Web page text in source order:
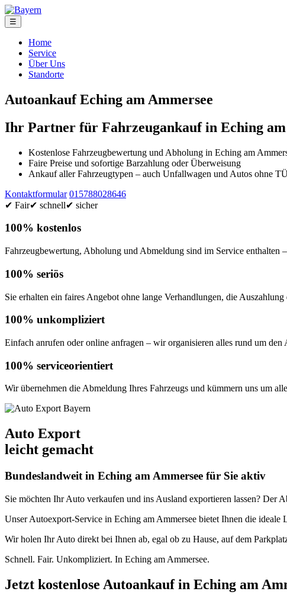
☰
Home
Service
Über Uns
Standorte
Autoankauf Eching am Ammersee
Ihr Partner für Fahrzeugankauf in Eching am
Kostenlose Fahrzeugbewertung und Abholung in Eching am
Faire Preise und sofortige Barzahlung oder Überweisung
Ankauf aller Fahrzeugtypen – auch Unfallwagen und Autos ohne
Kontaktformular 015788028646
✔ Fair✔ schnell✔ sicher
100% kostenlos
Fahrzeugbewertung, Abholung und Abmeldung sind im Service enthalten
100% seriös
Sie erhalten ein faires Angebot ohne lange Verhandlungen, die
100% unkompliziert
Einfach anrufen oder online anfragen – wir organisieren alles rund um den
100% serviceorientiert
Wir übernehmen die Abmeldung Ihres Fahrzeugs und kümmern uns um
Auto Export
leicht gemacht
Bundeslandweit in Eching am Ammersee für Sie aktiv
Sie möchten Ihr Auto verkaufen und ins Ausland exportieren lassen? Der
Unser Autoexport-Service in Eching am Ammersee bietet Ihnen die
Wir holen Ihr Auto direkt bei Ihnen ab, egal ob zu Hause, auf dem
Schnell. Fair. Unkompliziert. In Eching am Ammersee.
Jetzt kostenlose Autoankauf in Eching am